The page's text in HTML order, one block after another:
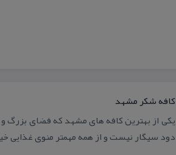
كافه شكر مشهد
یكی از بهترین كافه های مشهد كه فضای بزرگ و
دود سیگار نیست و از همه مهمتر منوی غذایی